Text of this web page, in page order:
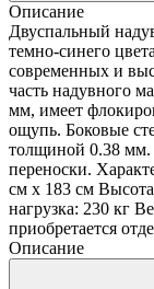
Описание
Двуспальный
темно-синего
современных и
часть надувного
мм, имеет
ощупь. Боковые
толщиной 0.38 мм.
переноски.
cм х 183 см
нагрузка: 230 кг
приобретается
Описание